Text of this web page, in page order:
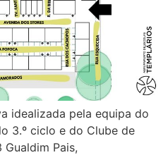
idealizada pela equipa do
3.º ciclo e do Clube de
Pais,